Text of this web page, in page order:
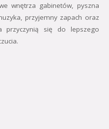
wnętrza gabinetów, pyszna
przyjemny zapach oraz
przyczynią się do lepszego